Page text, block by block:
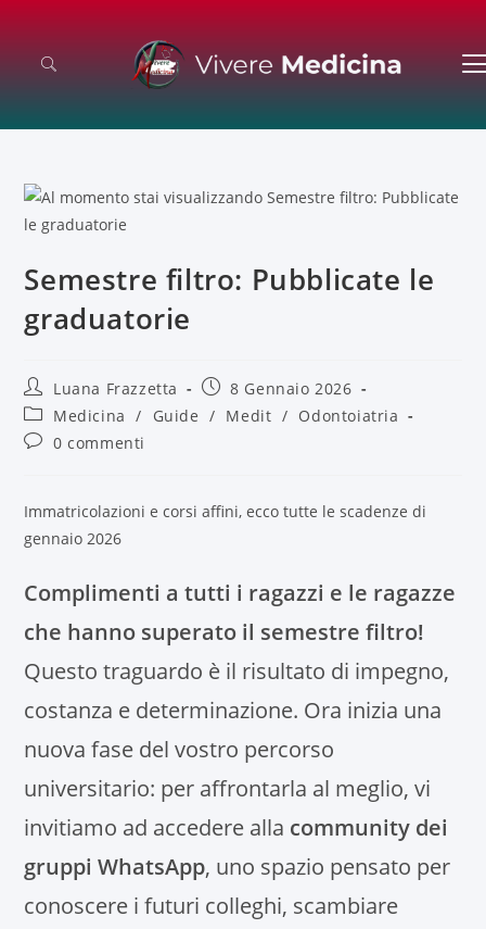
Semestre filtro: Pubblicate le
graduatorie
Luana Frazzetta
8 Gennaio 2026
Medicina
/ Guide / Medit / Odontoiatria
0 commenti
Immatricolazioni e corsi affini, ecco tutte le scadenze di
gennaio 2026
Complimenti a tutti i ragazzi e le ragazze
che hanno superato il semestre filtro!
Questo traguardo è il risultato di impegno,
costanza e determinazione. Ora inizia una
nuova fase del vostro percorso
universitario: per affrontarla al meglio, vi
invitiamo ad accedere alla community dei
gruppi WhatsApp, uno spazio pensato per
conoscere i futuri colleghi, scambiare